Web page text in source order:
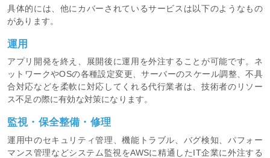
具体的には、他にカバーされているサービスは以下のようなもの
があります。
運用
アプリ開発を終え、展開後に運用を外注することが可能です。ネ
ットワークやOSの各種設定変更、サーバーのスケール調整、不具
合対応などを柔軟に対応してくれる代行業者は、技術者のリソー
ス不足の際に有効な対策になります。
監視・保全整備・修理
運用中のセキュリティ管理、機能トラブル、バグ検知、パフォー
マンス管理などシステム監視をAWSに精通したIT企業に外注する